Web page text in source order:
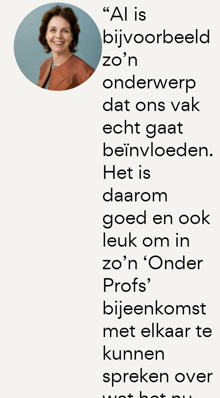
“AI is
bijvoorbeeld
zo’n
onderwerp
dat ons vak
echt gaat
beïnvloeden.
Het is
daarom
goed en ook
leuk om in
zo’n ‘Onder
Profs’
bijeenkomst
met elkaar te
kunnen
spreken over